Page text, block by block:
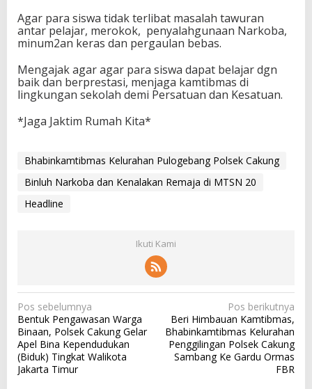
Agar para siswa tidak terlibat masalah tawuran
antar pelajar, merokok, penyalahgunaan Narkoba,
minum2an keras dan pergaulan bebas.
Mengajak agar agar para siswa dapat belajar dgn
baik dan berprestasi, menjaga kamtibmas di
lingkungan sekolah demi Persatuan dan Kesatuan.
*Jaga Jaktim Rumah Kita*
Bhabinkamtibmas Kelurahan Pulogebang Polsek Cakung
Binluh Narkoba dan Kenalakan Remaja di MTSN 20
Headline
Ikuti Kami
N
a
v
i
Pos sebelumnya
Bentuk Pengawasan Warga
Binaan, Polsek Cakung Gelar
Apel Bina Kependudukan
(Biduk) Tingkat Walikota
Jakarta Timur
Pos berikutnya
Beri Himbauan Kamtibmas,
Bhabinkamtibmas Kelurahan
Penggilingan Polsek Cakung
Sambang Ke Gardu Ormas
FBR